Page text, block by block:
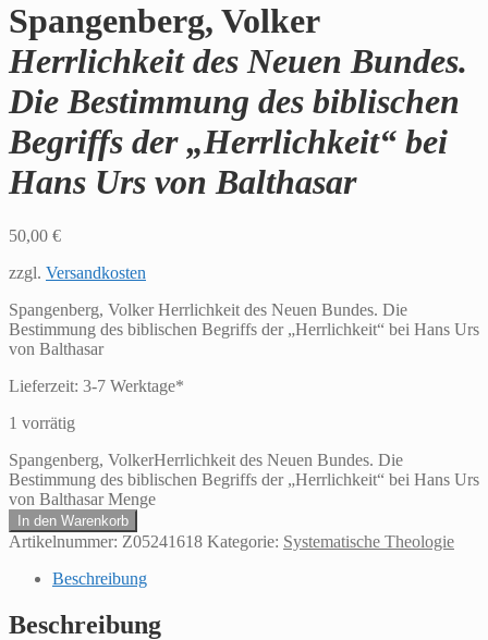
Spangenberg, Volker
Herrlichkeit des Neuen Bundes.
Die Bestimmung des biblischen
Begriffs der „Herrlichkeit“ bei
Hans Urs von Balthasar
50,00 €
zzgl. Versandkosten
Spangenberg, Volker Herrlichkeit des Neuen Bundes. Die
Bestimmung des biblischen Begriffs der „Herrlichkeit“ bei Hans Urs
von Balthasar
Lieferzeit: 3-7 Werktage*
1 vorrätig
Spangenberg, VolkerHerrlichkeit des Neuen Bundes. Die
Bestimmung des biblischen Begriffs der „Herrlichkeit“ bei Hans Urs
von Balthasar Menge
In den Warenkorb
Artikelnummer: Z05241618 Kategorie: Systematische Theologie
Beschreibung
Beschreibung